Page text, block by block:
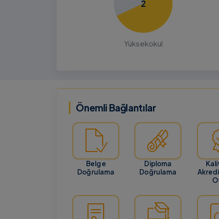
BILGILENDIRME GENEL
Tarihlerinin Güncellenmesi
nedeniyle Enstitümüzün Yüksek
2
Yüksekokul
Önemli Bağlantılar
Belge
Doğrulama
Diploma
Doğrulama